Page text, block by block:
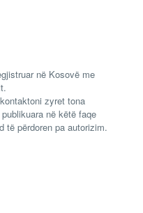
në Kosovë me
zyret tona
në këtë faqe
të përdoren pa autorizim.